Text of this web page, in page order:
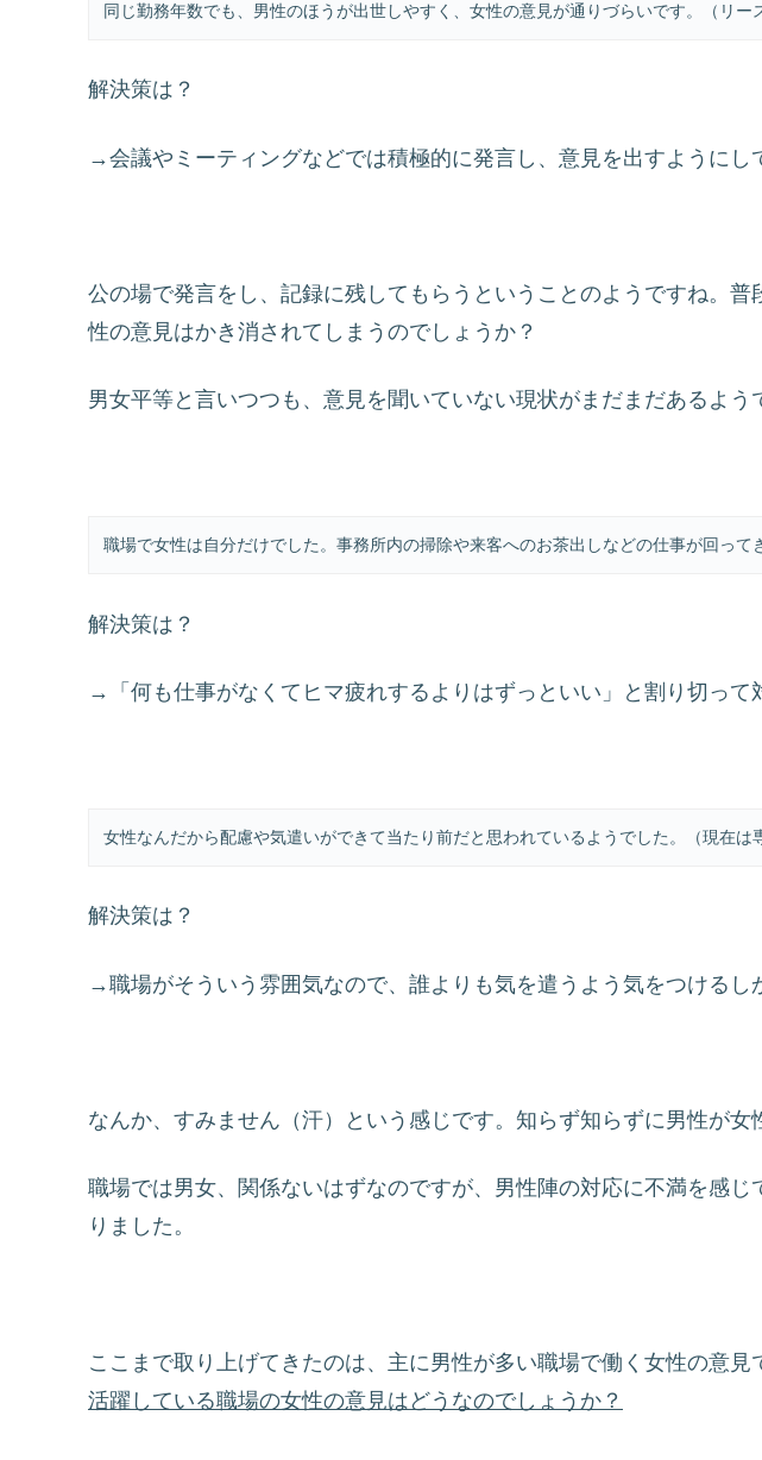
同じ勤務年数でも、男性のほうが出世しやすく、女性の意見が通りづらいです。（リー
解決策は？
→会議やミーティングなどでは積極的に発言し、意見を出すようにし
公の場で発言をし、記録に残してもらうということのようですね。普
性の意見はかき消されてしまうのでしょうか？
男女平等と言いつつも、意見を聞いていない現状がまだまだあるよ
職場で女性は自分だけでした。事務所内の掃除や来客へのお茶出しなどの仕事が回って
解決策は？
→「何も仕事がなくてヒマ疲れするよりはずっといい」と割り切って
女性なんだから配慮や気遣いができて当たり前だと思われているようでした。（現在は
解決策は？
→職場がそういう雰囲気なので、誰よりも気を遣うよう気をつけるし
なんか、すみません（汗）という感じです。知らず知らずに男性が女
職場では男女、関係ないはずなのですが、男性陣の対応に不満を感じ
りました。
ここまで取り上げてきたのは、主に男性が多い職場で働く女性の意見
活躍している職場の女性の意見はどうなのでしょうか？